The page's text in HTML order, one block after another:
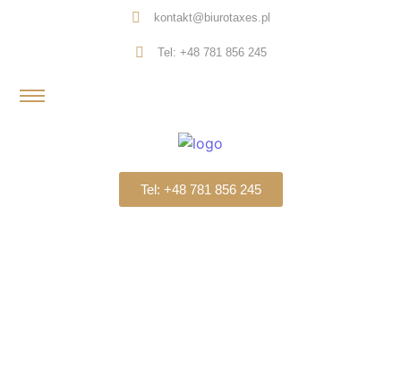
kontakt@biurotaxes.pl
Tel: +48 781 856 245
Tel: +48 781 856 245